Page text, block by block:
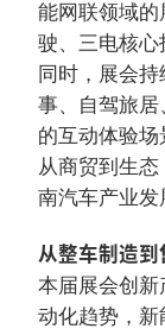
能网联领域
驶、三电核
同时，展会
事、自驾旅居
的互动体验场
从商贸到生态
南汽车产业发
从整车制造
本届展会创
动化趋势，